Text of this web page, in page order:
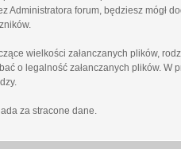
Administratora forum, będziesz mógł
wielkości załanczanych plików,
o legalność załanczanych plików.
za stracone dane.